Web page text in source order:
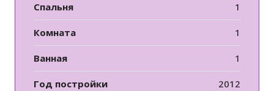
Спальня 1
Комната 1
Ванная 1
Год постройки 2012